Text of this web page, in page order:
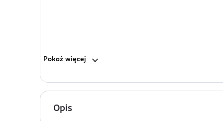
Pokaż więcej
Opis